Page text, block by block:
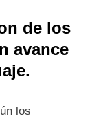
de los
avance
los